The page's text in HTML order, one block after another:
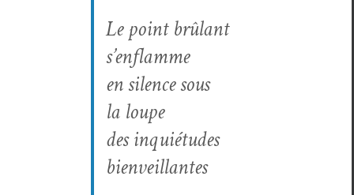
Le point brûlant
s’enflamme
en silence sous
la loupe
des inquié­tudes
bienveillantes